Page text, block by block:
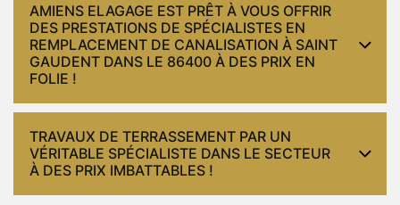
AMIENS ELAGAGE EST PRÊT À VOUS OFFRIR
DES PRESTATIONS DE SPÉCIALISTES EN
REMPLACEMENT DE CANALISATION À SAINT
GAUDENT DANS LE 86400 À DES PRIX EN
FOLIE !
TRAVAUX DE TERRASSEMENT PAR UN
VÉRITABLE SPÉCIALISTE DANS LE SECTEUR
À DES PRIX IMBATTABLES !